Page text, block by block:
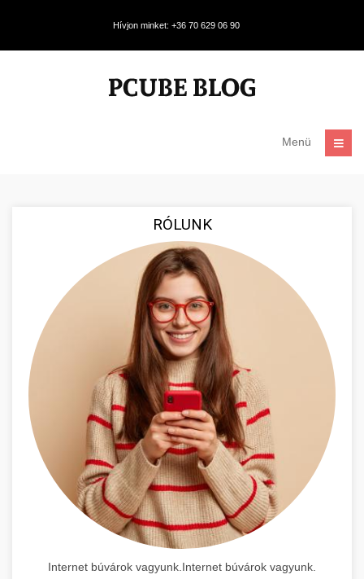
Hívjon minket: +36 70 629 06 90
Menü
RÓLUNK
Internet búvárok vagyunk.Internet búvárok vagyunk.